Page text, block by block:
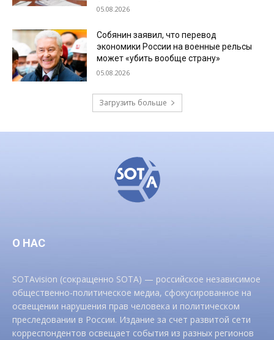
05.08.2026
Собянин заявил, что перевод
экономики России на военные рельсы
может «убить вообще страну»
05.08.2026
Загрузить больше
О НАС
SOTAvision (сокращенно SOTA) — российское независимое
общественно-политическое медиа, сфокусированное на
освещении нарушения прав человека и политическом
преследовании в России. Издание за счет развитой сети
корреспондентов освещает события из разных регионов